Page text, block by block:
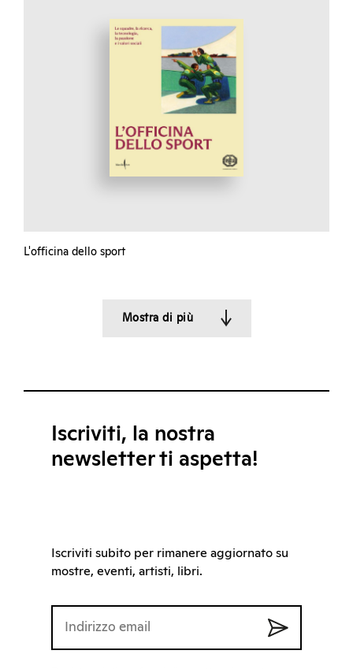
L'officina dello sport
Mostra di più
Iscriviti, la nostra
newsletter ti aspetta!
Iscriviti subito per rimanere aggiornato su
mostre, eventi, artisti, libri.